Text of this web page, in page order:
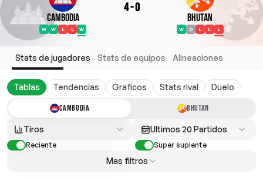
Cambodia
W W L L W
4-0
Bhutan
W D L L L
Stats de jugadores Stats de equipos Alineaciones
Tablas Tendencias Graficos Stats rival Duelo
CAMBODIA BHUTAN
Tiros Ultimos 20 Partidos
Reciente Super suplente
Mas filtros